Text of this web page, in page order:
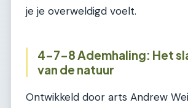
je je overweldigd voelt.
4-7-8 Ademhaling: Het
van de natuur
Ontwikkeld door arts Andrew